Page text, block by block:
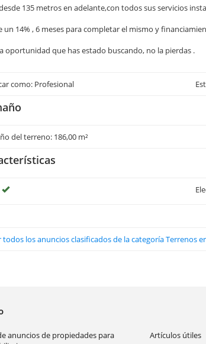
135 metros en adelante,con todos sus servicios
un 14% , 6 meses para completar el mismo y
oportunidad que has estado buscando, no la pierdas .
como: Profesional
del terreno: 186,00 m²
todos los anuncios clasificados de la categoría Terrenos
anuncios de propiedades para
Artículos útiles